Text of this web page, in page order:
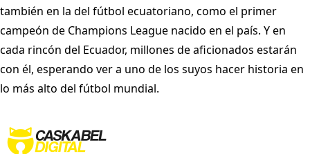
también en la del fútbol ecuatoriano, como el primer
campeón de Champions League nacido en el país. Y en
cada rincón del Ecuador, millones de aficionados estarán
con él, esperando ver a uno de los suyos hacer historia en
lo más alto del fútbol mundial.